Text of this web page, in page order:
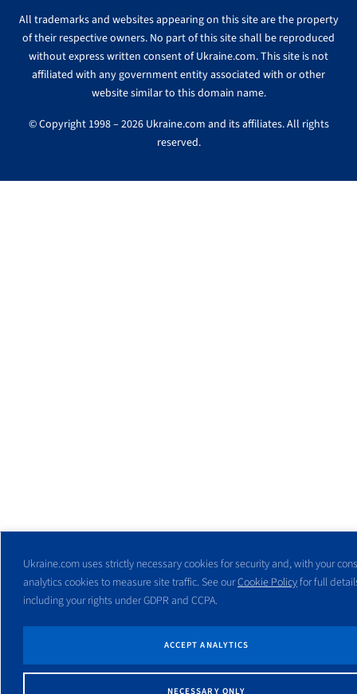
Ukraine.com uses strictly necessary cookies for security and, with your
analytics cookies to measure site traffic. See ourCookie Policyfor full
including your rights under GDPR and CCPA.
NECESSARY ONLY
ACCEPT ANALYTICS
All trademarks and websites appearing on this site are the property
of their respective owners. No part of this site shall be reproduced
without express written consent of Ukraine.com. This site is not
affiliated with any government entity associated with or other
website similar to this domain name.
© Copyright 1998 – 2026 Ukraine.com and its affiliates. All rights
reserved.